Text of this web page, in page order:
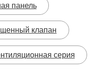
панель
клапан
серия